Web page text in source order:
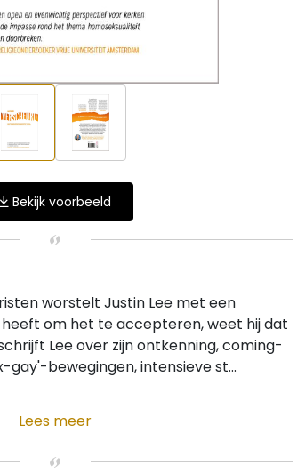
Bekijk voorbeeld
worstelt Justin Lee met een
om het te accepteren, weet hij dat
Lee over zijn ontkenning, coming-
gay'-bewegingen, intensieve st...
Lees meer